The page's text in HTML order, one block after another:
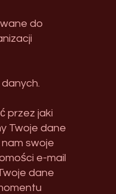
do
przez jaki
Twoje dane
swoje
e-mail
dane